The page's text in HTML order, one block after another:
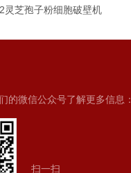
灵芝孢子粉细胞破壁机
的微信公众号了解更多信息：
扫一扫